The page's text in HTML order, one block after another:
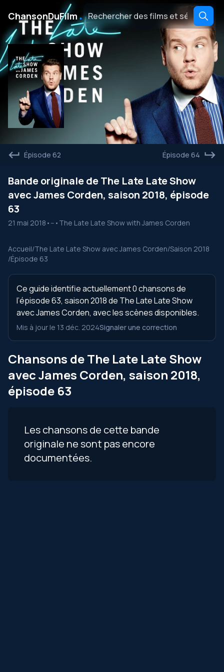
ChansonDuFilm․
Épisode 62 Épisode 64
Bande originale de The Late Late Show
avec James Corden, saison 2018, épisode
63
21 mai 2018 • -- • The Late Late Show with James Corden
Accueil/The Late Late Show avec James Corden/Saison 2018
/Épisode 63
Ce guide identifie actuellement 0 chansons de
l’épisode 63, saison 2018 de The Late Late Show
avec James Corden, avec les scènes disponibles.
Mis à jour le 13 déc. 2024Signaler une correction
Chansons de The Late Late Show
avec James Corden, saison 2018,
épisode 63
Les chansons de cette bande
originale ne sont pas encore
documentées.